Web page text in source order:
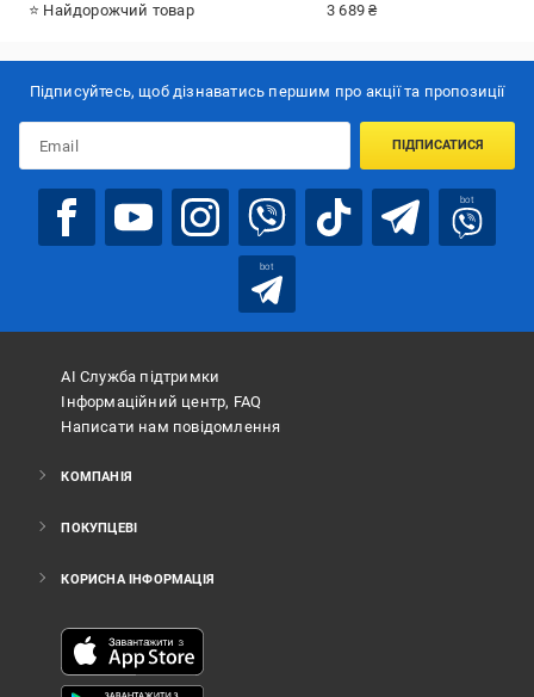
⭐ Найдорожчий товар 3 689 ₴
Підписуйтесь, щоб дізнаватись першим про акції та пропозиції
ПІДПИСАТИСЯ
bot
bot
АІ Служба підтримки
Інформаційний центр, FAQ
Написати нам повідомлення
КОМПАНІЯ
ПОКУПЦЕВІ
КОРИСНА ІНФОРМАЦІЯ